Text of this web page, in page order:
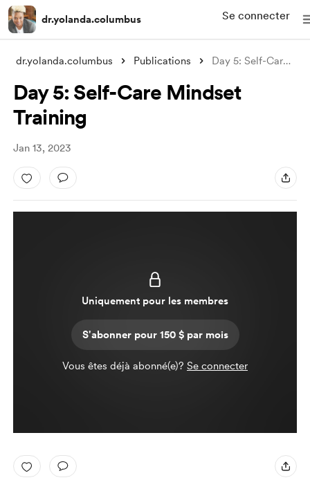
dr.yolanda.columbus Se connecter
dr.yolanda.columbus Publications Day 5: Self-Care Mindset Training
Day 5: Self-Care Mindset
Training
Jan 13, 2023
Uniquement pour les membres
S'abonner pour 150 $ par mois
Vous êtes déjà abonné(e)? Se connecter